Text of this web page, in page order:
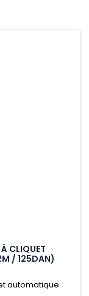
CLIQUET
/ 125DAN)
automatique